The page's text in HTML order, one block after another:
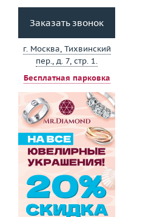
Заказать звонок
г. Москва, Тихвинский
пер., д. 7, стр. 1.
Бесплатная парковка